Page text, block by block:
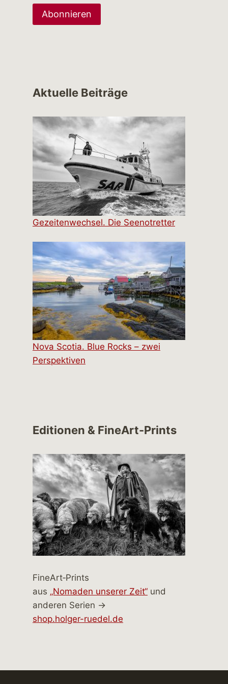
Aktuelle Beiträge
Gezeitenwechsel. Die Seenotretter
Nova Scotia. Blue Rocks – zwei
Perspektiven
Editionen & FineArt-Prints
FineArt‑Prints
aus „Nomaden unserer Zeit“ und
anderen Serien →
shop.holger-ruedel.de